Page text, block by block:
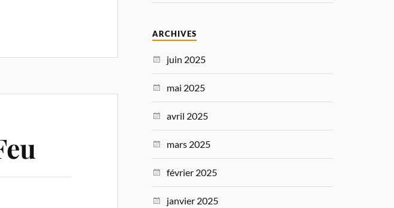
ARCHIVES
juin 2025
mai 2025
avril 2025
mars 2025
février 2025
janvier 2025